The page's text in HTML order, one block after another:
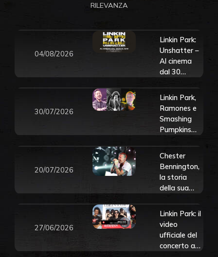
RILEVANZA
04/08/2026
Linkin Park:
Unshatter –
Al cinema
dal 30
3 ottobre. In
uscita
l’album live
“Unshatter
(Live in São
Paulo)” il 25
settembre
30/07/2026
Linkin Park,
Ramones e
Smashing
Pumpkins
loro stella
sulla
Hollywood
Walk of
Fame. Tutti i
20/07/2026
Chester
Bennington,
la storia
della sua
Il padre:
“non riesco
più ad
ascoltare le
sue canzoni”
27/06/2026
Linkin Park: il
video
ufficiale del
concerto a